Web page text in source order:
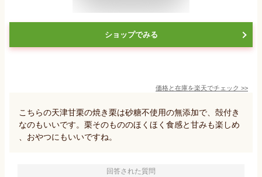
ショップでみる
価格と在庫を楽天でチェック >>
こちらの天津甘栗の焼き栗は砂糖不使用の無添加で、殻付き
なのもいいです。栗そのもののほくほく食感と甘みも楽しめ
、おやつにもいいですね。
回答された質問